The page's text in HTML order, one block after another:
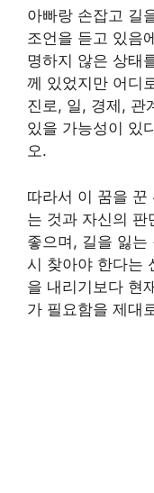
아빠랑 손잡고 길
조언을 듣고 있음
명하지 않은 상태
께 있었지만 어디
진로, 일, 경제, 관
있을 가능성이 있
오.
따라서 이 꿈을 꾼
는 것과 자신의 판
좋으며, 길을 잃는
시 찾아야 한다는
을 내리기보다 현
가 필요함을 제대